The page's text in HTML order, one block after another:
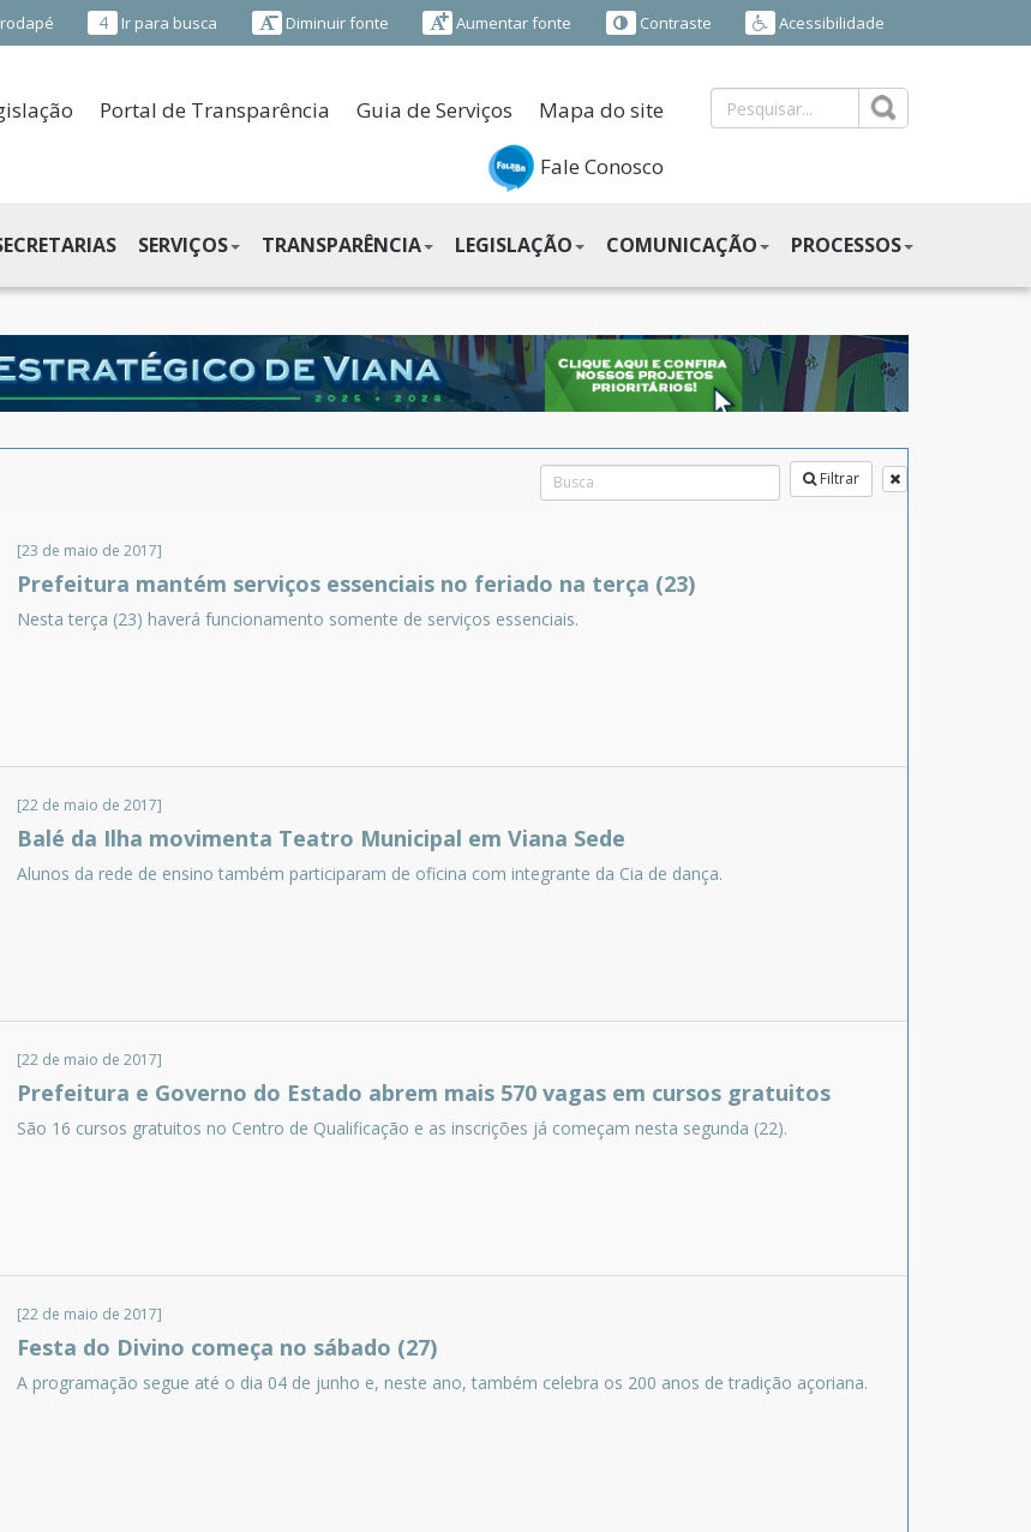
4 Ir para busca Diminuir fonte Aumentar fonte Contraste Acessibilidade
Portal de Transparência Guia de Serviços Mapa do site
Fale Conosco
SERVIÇOS TRANSPARÊNCIA LEGISLAÇÃO COMUNICAÇÃO PROCESSOS
Filtrar
[23 de maio de 2017]
Prefeitura mantém serviços essenciais no feriado na terça (23)
Nesta terça (23) haverá funcionamento somente de serviços essenciais.
[22 de maio de 2017]
Balé da Ilha movimenta Teatro Municipal em Viana Sede
Alunos da rede de ensino também participaram de oficina com integrante da Cia de dança.
[22 de maio de 2017]
Prefeitura e Governo do Estado abrem mais 570 vagas em cursos gratuitos
São 16 cursos gratuitos no Centro de Qualificação e as inscrições já começam nesta segunda (22).
[22 de maio de 2017]
Festa do Divino começa no sábado (27)
A programação segue até o dia 04 de junho e, neste ano, também celebra os 200 anos de tradição açoriana.